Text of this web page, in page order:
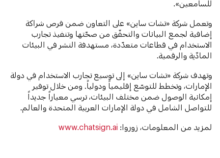
للسامعين».
وتعمل شركة «تشات ساين» على التعاون ضمن فرص شراكة
إضافية لجمع البيانات والتحقّق من صحّتها وتنفيذ تجارب
الاستخدام في قطاعات متعدّدة، مستهدفة النشر في البيئات
المادّية والرقمية.
وتهدف شركة «تشات ساين» إلى توسيع تجارب الاستخدام في دولة
الإمارات، وتخطط للتوسّع إقليمياً ودولياً. ومن خلال توفير
إمكانية الوصول ضمن مختلف البيئات، ترسي معياراً جديداً
للتواصل الشامل في دولة الإمارات العربية المتحدة والعالم.
لمزيد من المعلومات، زوروا: www.chatsign.ai